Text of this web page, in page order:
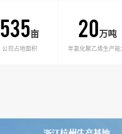
535亩
公司占地面积
20万吨
年氯化聚乙烯生产能